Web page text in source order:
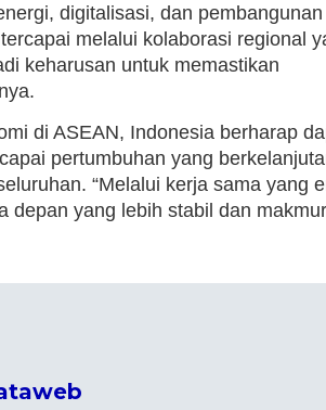
digitalisasi, dan pembangunan
melalui kolaborasi regional
keharusan untuk memastikan
di ASEAN, Indonesia berharap
pertumbuhan yang
“Melalui kerja sama yang
depan yang lebih stabil dan